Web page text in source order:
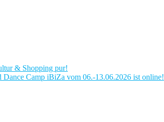
& Shopping pur!
Dance Camp iBiZa vom 06.-13.06.2026 ist online!